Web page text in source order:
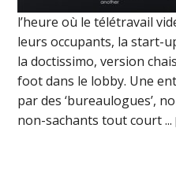
l’heure où le télétravail
leurs occupants, la start-
la doctissimo, version
foot dans le lobby. Une
par des ‘bureaulogues’,
non-sachants tout court ...